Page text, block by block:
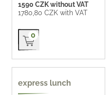
1590 CZK without VAT
1780,80 CZK with VAT
Přidat do košíku
0
express lunch